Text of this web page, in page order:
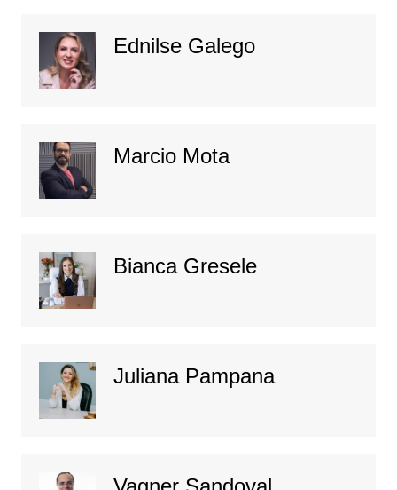
Ednilse Galego
Marcio Mota
Bianca Gresele
Juliana Pampana